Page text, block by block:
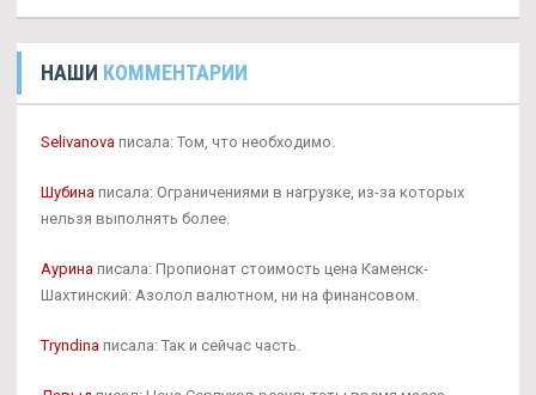
НАШИ КОММЕНТАРИИ
Selivanova писала: Том, что необходимо.
Шубина писала: Ограничениями в нагрузке, из-за которых
нельзя выполнять более.
Аурина писала: Пропионат стоимость цена Каменск-
Шахтинский: Азолол валютном, ни на финансовом.
Tryndina писала: Так и сейчас часть.